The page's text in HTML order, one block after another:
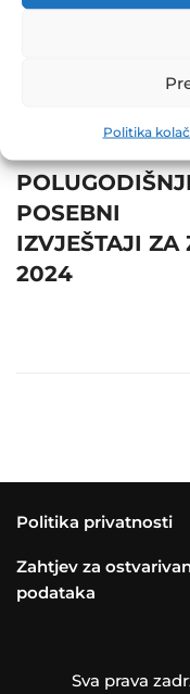
Politika
navigation
POLUGODIŠNJI
POSEBNI
IZVJEŠTAJI ZA
2024
Politika privatnosti
Zahtjev za
podataka
Sva prava